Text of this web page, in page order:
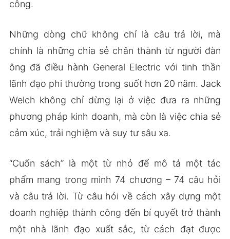
công.
Những dòng chữ không chỉ là câu trả lời, mà
chính là những chia sẻ chân thành từ người đàn
ông đã điều hành General Electric với tinh thần
lãnh đạo phi thường trong suốt hơn 20 năm. Jack
Welch không chỉ dừng lại ở việc đưa ra những
phương pháp kinh doanh, mà còn là việc chia sẻ
cảm xúc, trải nghiệm và suy tư sâu xa.
“Cuốn sách” là một từ nhỏ để mô tả một tác
phẩm mang trong mình 74 chương – 74 câu hỏi
và câu trả lời. Từ câu hỏi về cách xây dựng một
doanh nghiệp thành công đến bí quyết trở thành
một nhà lãnh đạo xuất sắc, từ cách đạt được